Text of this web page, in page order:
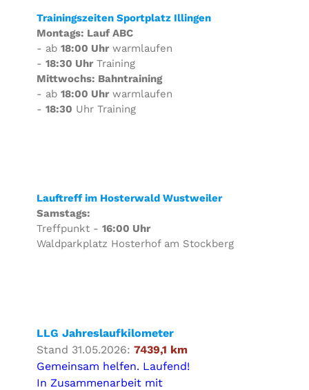
Trainingszeiten Sportplatz Illingen
Montags: Lauf ABC
- ab 18:00 Uhrwarmlaufen
- 18:30 UhrTraining
Mittwochs: Bahntraining
- ab 18:00 Uhrwarmlaufen
- 18:30 Uhr Training
Lauftreff im Hosterwald Wustweiler
Samstags:
Treffpunkt - 16:00 Uhr
Waldparkplatz Hosterhof am Stockberg
LLG Jahreslaufkilometer
Stand 31.05.2026: 7439,1 km
Gemeinsam helfen. Laufend!
In Zusammenarbeit mit